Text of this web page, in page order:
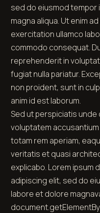
sed do eiusmod
magna aliqua. Ut enim
exercitation ullamco
commodo consequat.
reprehenderit in
fugiat nulla pariatur.
non proident, sunt in
anim id est laborum.
Sed ut perspiciatis
voluptatem
totam rem aperiam,
veritatis et quasi
explicabo. Lorem
adipiscing elit, sed do
labore et dolore magna